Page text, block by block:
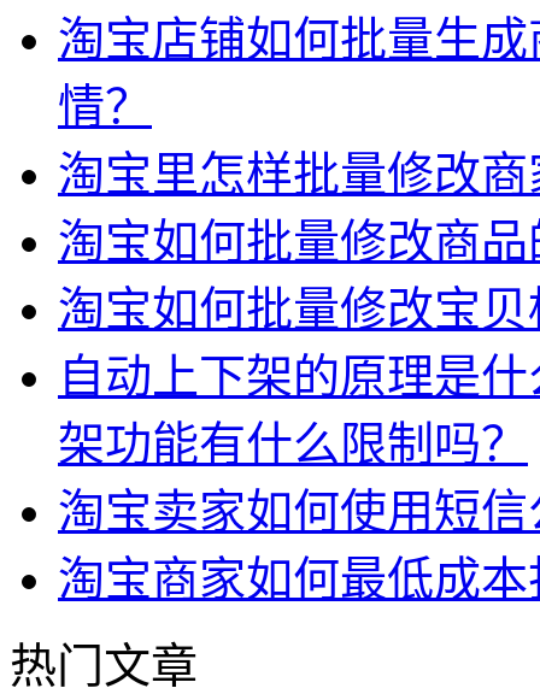
淘宝店铺如何批量生
情？
淘宝里怎样批量修改
淘宝如何批量修改商
淘宝如何批量修改宝贝
自动上下架的原理是
架功能有什么限制吗？
淘宝卖家如何使用短
淘宝商家如何最低成
热门文章